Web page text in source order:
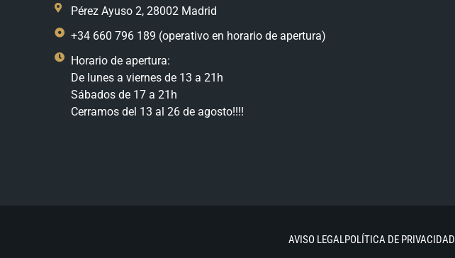
Pérez Ayuso 2, 28002 Madrid
+34 660 796 189 (operativo en horario de apertura)
Horario de apertura:
De lunes a viernes de 13 a 21h
Sábados de 17 a 21h
Cerramos del 13 al 26 de agosto!!!!
AVISO LEGALPOLÍTICA DE PRIVACIDAD